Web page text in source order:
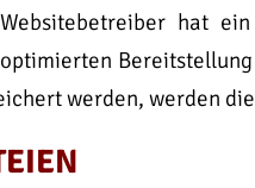
hat
Bereitstellung
werden, werden